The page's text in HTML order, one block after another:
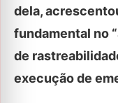
dela,
fundamental no
de
execução de